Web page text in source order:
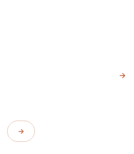
→
→